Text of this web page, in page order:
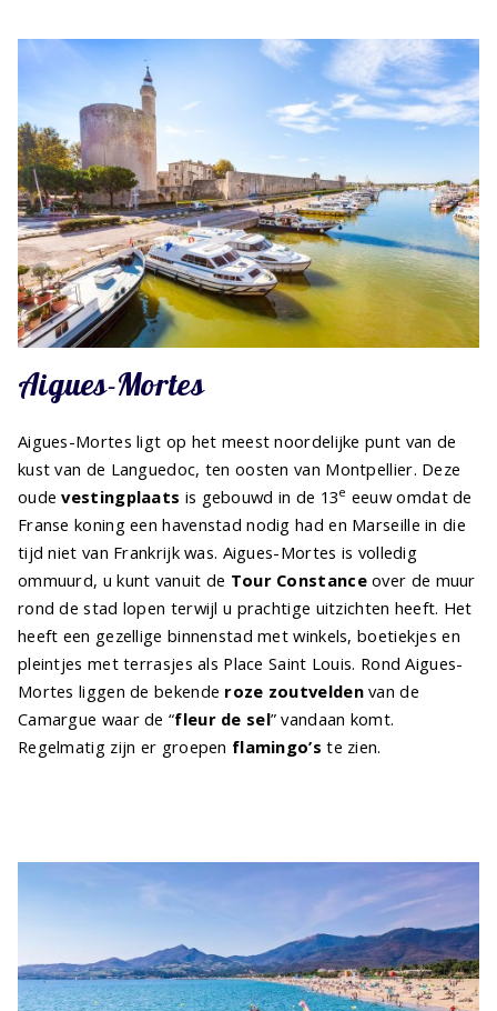
Aigues-Mortes
Aigues-Mortes ligt op het meest noordelijke punt van de
kust van de Languedoc, ten oosten van Montpellier. Deze
oudevestingplaats is gebouwd in de 13e eeuw omdat de
Franse koning een havenstad nodig had en Marseille in die
tijd niet van Frankrijk was. Aigues-Mortes is volledig
ommuurd, u kunt vanuit de Tour Constanceover de muur
rond de stad lopen terwijl u prachtige uitzichten heeft. Het
heeft een gezellige binnenstad met winkels, boetiekjes en
pleintjes met terrasjes als Place Saint Louis. Rond Aigues-
Mortes liggen de bekende roze zoutveldenvan de
Camargue waar de “fleur de sel” vandaan komt.
Regelmatig zijn er groepen flamingo’s te zien.